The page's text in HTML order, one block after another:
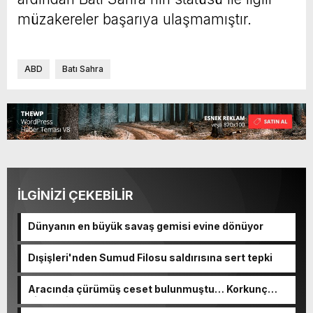
müzakereler başarıya ulaşmamıştır.
ABD Batı Sahra
İLGİNİZİ ÇEKEBİLİR
Dünyanın en büyük savaş gemisi evine dönüyor
Dışişleri'nden Sumud Filosu saldırısına sert tepki
Aracında çürümüş ceset bulunmuştu… Korkunç
cinayetin detayları ortaya çıktı